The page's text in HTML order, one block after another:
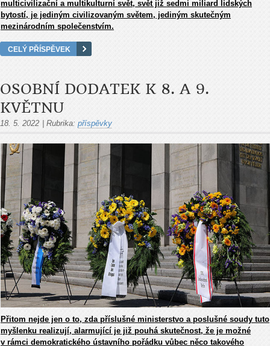
multicivilizační a multikulturní svět, svět již sedmi miliard lidských
bytostí, je jediným civilizovaným světem, jediným skutečným
mezinárodním společenstvím.
CELÝ PŘÍSPĚVEK
OSOBNÍ DODATEK K 8. A 9.
KVĚTNU
18. 5. 2022 Rubrika: příspěvky
Přitom nejde jen o to, zda příslušné ministerstvo a poslušné soudy tuto
myšlenku realizují, alarmující je již pouhá skutečnost, že je možné
v rámci demokratického ústavního pořádku vůbec něco takového